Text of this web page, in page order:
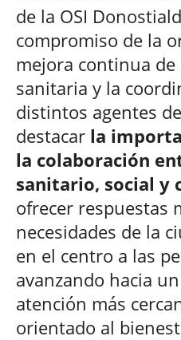
de la OSI
compromiso de la
mejora continua de
sanitaria y la
distintos agentes
destacar la
la colaboración
sanitario, social y
ofrecer respuestas
necesidades de la
en el centro a las
avanzando hacia
atención más
orientado al